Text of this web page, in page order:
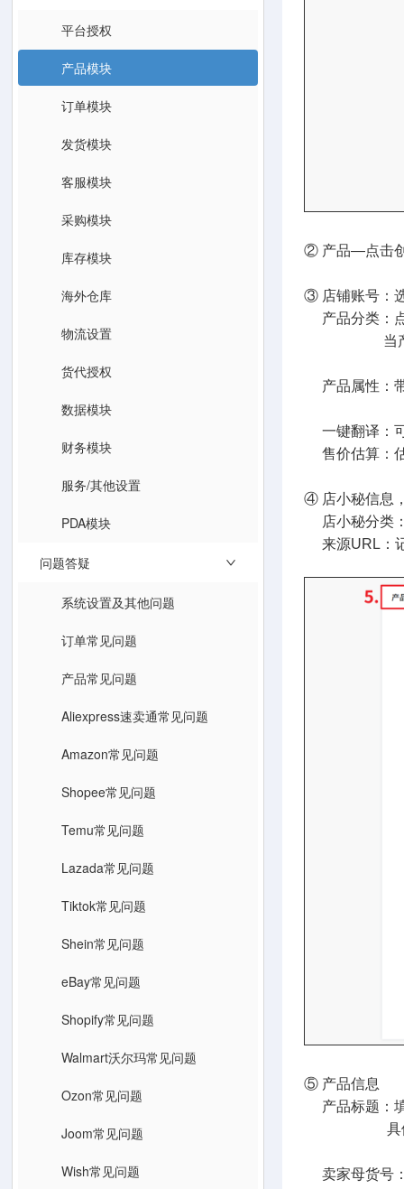
平台授权
产品模块
订单模块
发货模块
客服模块
采购模块
库存模块
海外仓库
物流设置
货代授权
数据模块
财务模块
服务/其他设置
PDA模块
问题答疑
系统设置及其他问题
订单常见问题
产品常见问题
Aliexpress速卖通常见问题
Amazon常见问题
Shopee常见问题
Temu常见问题
Lazada常见问题
Tiktok常见问题
Shein常见问题
eBay常见问题
Shopify常见问题
Walmart沃尔玛常见问题
Ozon常见问题
Joom常见问题
Wish常见问题
② 产品—点击
③ 店铺账号：
产品分类：
当产品发布
产品属性：
一键翻译：
售价估算：
④ 店小秘信息
店小秘分类
来源URL：
⑤ 产品信息
产品标题：
具体流
卖家母货号